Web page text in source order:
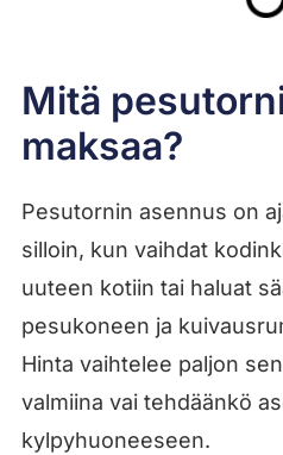
Mitä
maksaa?
Pesutornin asennus on
silloin, kun vaihdat
uuteen kotiin tai haluat
pesukoneen ja
Hinta vaihtelee paljon
valmiina vai tehdäänkö
kylpyhuoneeseen.